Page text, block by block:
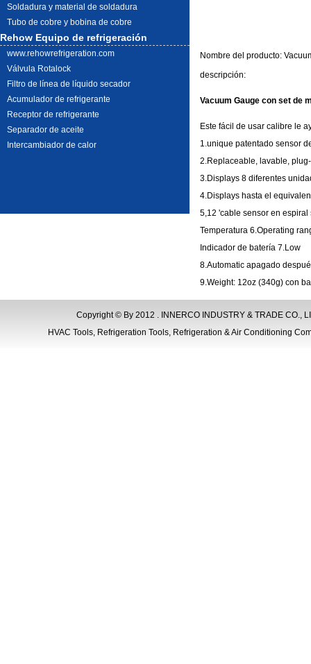
Soldadura y material de soldadura
Tubo de cobre y bobina de cobre
Rehow Equipo de refrigeración
www.rehowrefrigeration.com
Válvula Rotalock
Filtro de línea de líquido secador
Acumulador de refrigerante
Receptor de refrigerante
Separador de aceite
Intercambiador de calor
Nombre del producto:
descripción:
Vacuum Gauge con set de
Este fácil de usar calibre le
1.unique patentado sensor
2.Replaceable, lavable,
3.Displays 8 diferentes
4.Displays hasta el
5,12 'cable sensor en
Temperatura 6.Operating
Indicador de batería 7.Low
8.Automatic apagado
9.Weight: 12oz (340g) con
Copyright © By 2012 . INNERCO INDUSTRY & TRADE CO.,
HVAC Tools, Refrigeration Tools, Refrigeration & Air Conditioning